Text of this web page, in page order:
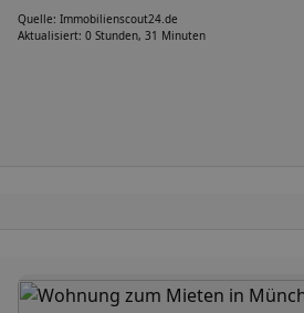
Quelle: Immobilienscout24.de
Aktualisiert: 0 Stunden, 31 Minuten